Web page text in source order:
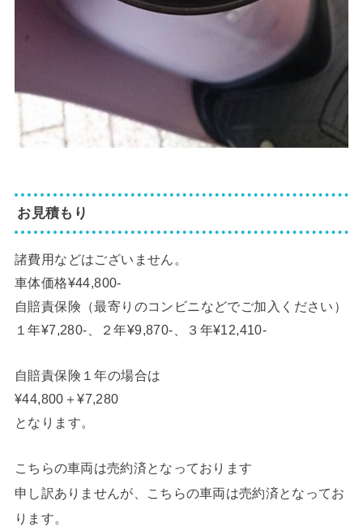
お見積もり
諸費用などはございません。
車体価格¥44,800-
自賠責保険（最寄りのコンビニなどでご加入ください）
１年¥7,280-、２年¥9,870-、３年¥12,410-
自賠責保険１年の場合は
¥44,800＋¥7,280
となります。
こちらの車両は売約済となっております
申し訳ありませんが、こちらの車両は売約済となってお
ります。